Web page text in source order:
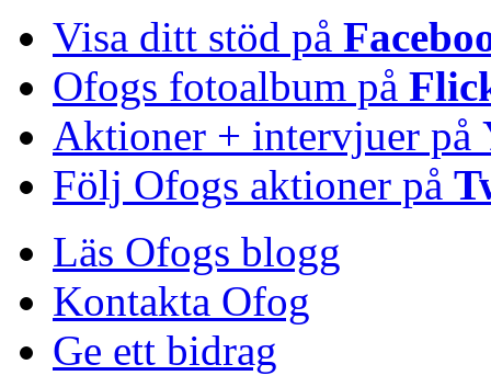
Visa ditt stöd på
Ofogs fotoalbum på
Aktioner + intervjuer på
Följ Ofogs aktioner på
Läs Ofogs blogg
Kontakta Ofog
Ge ett bidrag